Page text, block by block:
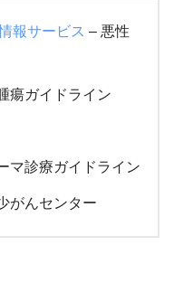
報サービス – 悪性
瘍ガイドライン
マ診療ガイドライン
がんセンター